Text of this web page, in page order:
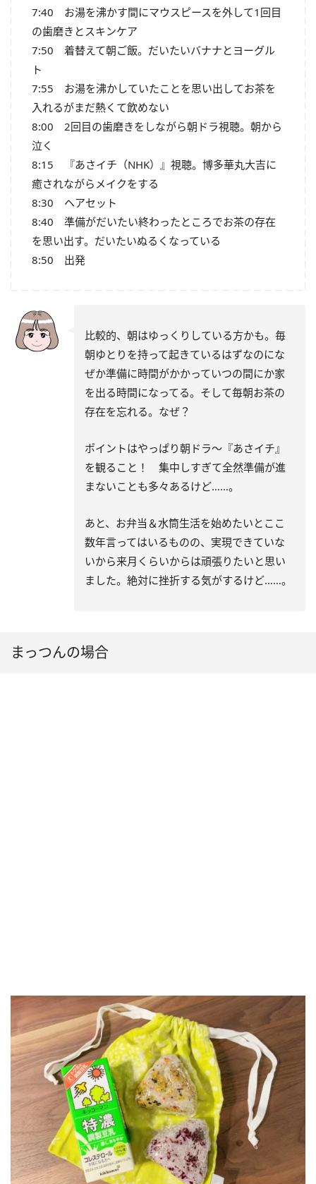
7:40 お湯を沸かす間にマウスピースを外して1回目
の歯磨きとスキンケア
7:50 着替えて朝ご飯。だいたいバナナとヨーグル
ト
7:55 お湯を沸かしていたことを思い出してお茶を
入れるがまだ熱くて飲めない
8:00 2回目の歯磨きをしながら朝ドラ視聴。朝から
泣く
8:15 『あさイチ（NHK）』視聴。博多華丸大吉に
癒されながらメイクをする
8:30 ヘアセット
8:40 準備がだいたい終わったところでお茶の存在
を思い出す。だいたいぬるくなっている
8:50 出発
比較的、朝はゆっくりしている方かも。毎
朝ゆとりを持って起きているはずなのにな
ぜか準備に時間がかかっていつの間にか家
を出る時間になってる。そして毎朝お茶の
存在を忘れる。なぜ？
ポイントはやっぱり朝ドラ～『あさイチ』
を観ること！ 集中しすぎて全然準備が進
まないことも多々あるけど……。
あと、お弁当＆水筒生活を始めたいとここ
数年言ってはいるものの、実現できていな
いから来月くらいからは頑張りたいと思い
ました。絶対に挫折する気がするけど……。
まっつんの場合